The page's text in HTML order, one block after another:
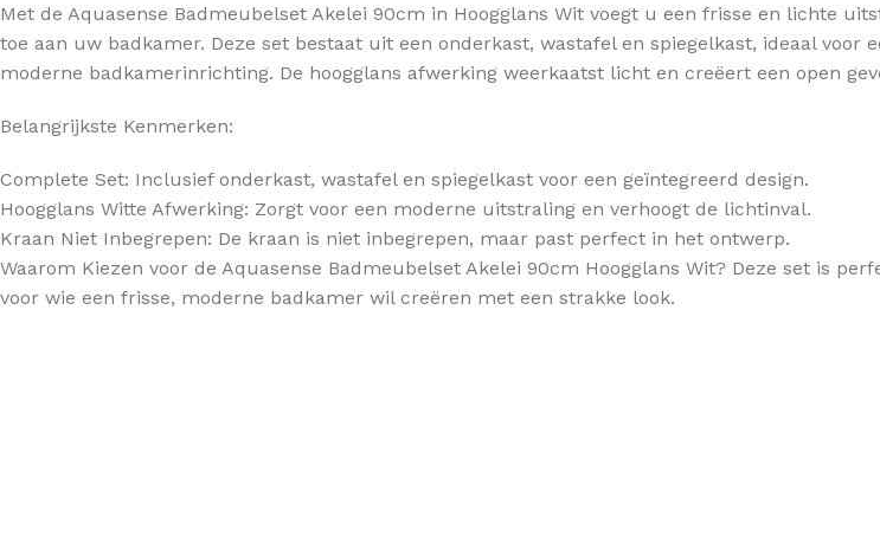
Met de Aquasense Badmeubelset Akelei 90cm in Hoogglans Wit voegt u een frisse en lichte
toe aan uw badkamer. Deze set bestaat uit een onderkast, wastafel en spiegelkast, ideaal voor
moderne badkamerinrichting. De hoogglans afwerking weerkaatst licht en creëert een open
Belangrijkste Kenmerken:
Complete Set: Inclusief onderkast, wastafel en spiegelkast voor een geïntegreerd design.
Hoogglans Witte Afwerking: Zorgt voor een moderne uitstraling en verhoogt de lichtinval.
Kraan Niet Inbegrepen: De kraan is niet inbegrepen, maar past perfect in het ontwerp.
Waarom Kiezen voor de Aquasense Badmeubelset Akelei 90cm Hoogglans Wit? Deze set is
voor wie een frisse, moderne badkamer wil creëren met een strakke look.